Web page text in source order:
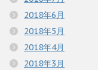
2018年6月
2018年5月
2018年4月
2018年3月